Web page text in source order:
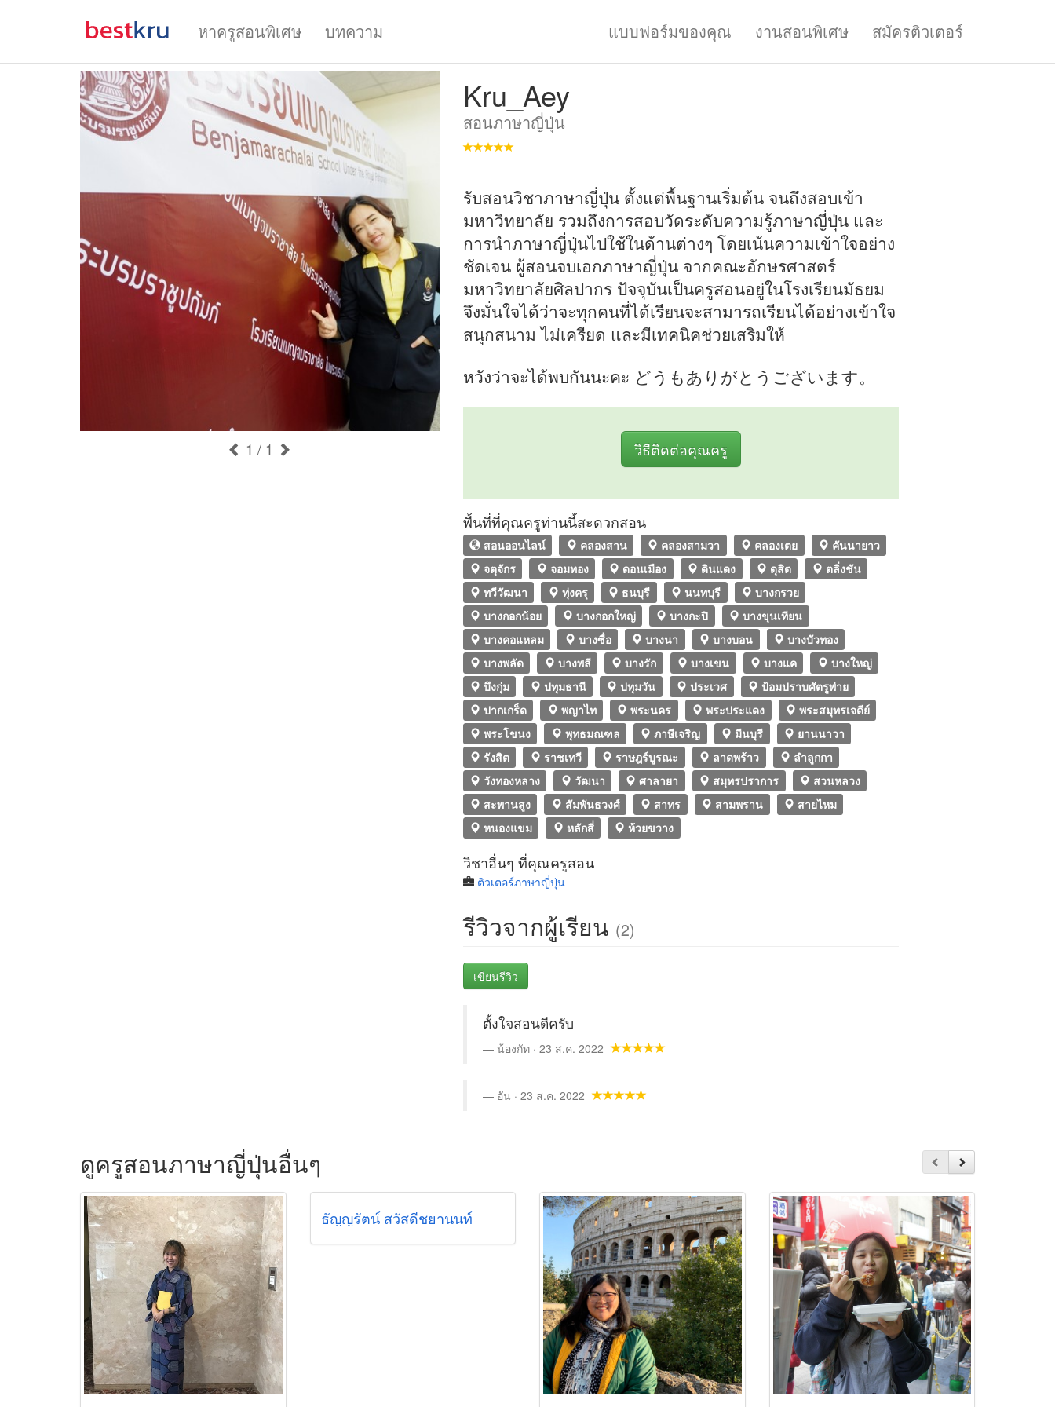
หาครูสอนพิเศษ บทความ แบบฟอร์มของคุณ งานสอนพิเศษ สมัครติวเตอร์
1 / 1
Kru_Aey
สอนภาษาญี่ปุ่น
รับสอนวิชาภาษาญี่ปุ่น ตั้งแต่พื้นฐานเริ่มต้น จนถึงสอบเข้า
มหาวิทยาลัย รวมถึงการสอบวัดระดับความรู้ภาษาญี่ปุ่น และ
การนำภาษาญี่ปุ่นไปใช้ในด้านต่างๆ โดยเน้นความเข้าใจอย่าง
ชัดเจน ผู้สอนจบเอกภาษาญี่ปุ่น จากคณะอักษรศาสตร์
มหาวิทยาลัยศิลปากร ปัจจุบันเป็นครูสอนอยู่ในโรงเรียนมัธยม
จึงมั่นใจได้ว่าจะทุกคนที่ได้เรียนจะสามารถเรียนได้อย่างเข้าใจ
สนุกสนาม ไม่เครียด และมีเทคนิคช่วยเสริมให้
หวังว่าจะได้พบกันนะคะ どうもありがとうございます。
วิธีติดต่อคุณครู
พื้นที่ที่คุณครูท่านนี้สะดวกสอน
สอนออนไลน์ คลองสาน คลองสามวา คลองเตย
คันนายาว
จตุจักร
จอมทอง ดอนเมือง ดินแดง ดุสิต
ตลิ่งชัน
ทวีวัฒนา
ทุ่งครุ ธนบุรี นนทบุรี
บางกรวย
บางกอกน้อย
บางกอกใหญ่ บางกะปิ
บางขุนเทียน
บางคอแหลม
บางซื่อ บางนา บางบอน
บางบัวทอง
บางพลัด
บางพลี บางรัก บางเขน บางแค
บางใหญ่
บึงกุ่ม
ปทุมธานี ปทุมวัน ประเวศ
ป้อมปราบศัตรูพ่าย
ปากเกร็ด
พญาไท พระนคร พระประแดง
พระสมุทรเจดีย์
พระโขนง
พุทธมณฑล ภาษีเจริญ มีนบุรี
ยานนาวา
รังสิต
ราชเทวี ราษฎร์บูรณะ ลาดพร้าว
ลำลูกกา
วังทองหลาง
วัฒนา ศาลายา สมุทรปราการ
สวนหลวง
สะพานสูง
สัมพันธวงศ์ สาทร สามพราน
สายไหม
หนองแขม
หลักสี่ ห้วยขวาง
วิชาอื่นๆ ที่คุณครูสอน
ติวเตอร์ภาษาญี่ปุ่น
รีวิวจากผู้เรียน (2)
เขียนรีวิว
ตั้งใจสอนดีครับ
น้องกัท · 23 ส.ค. 2022
อัน · 23 ส.ค. 2022
ดูครูสอนภาษาญี่ปุ่นอื่นๆ
ธัญญรัตน์ สวัสดีชยานนท์